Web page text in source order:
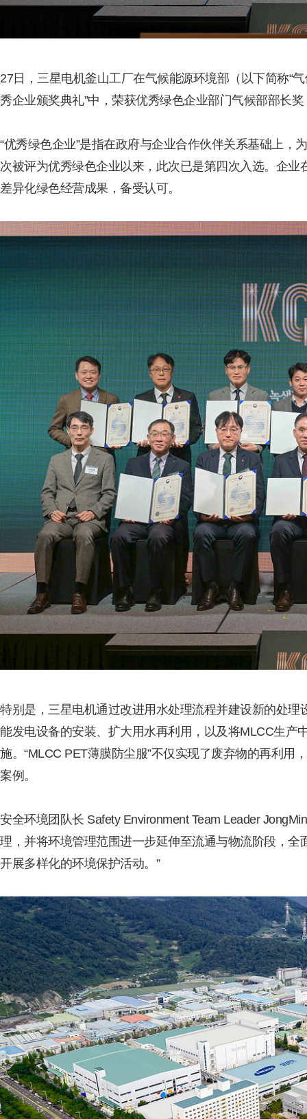
27日，三星电机釜山工厂在气候能源环境部（以下简称“
秀企业颁奖典礼”中，荣获优秀绿色企业部门气候部部长
“优秀绿色企业”是指在政府与企业合作伙伴关系基础上
次被评为优秀绿色企业以来，此次已是第四次入选。企业
差异化绿色经营成果，备受认可。
特别是，三星电机通过改进用水处理流程并建设新的处
能发电设备的安装、扩大用水再利用，以及将MLCC生产
施。“MLCC PET薄膜防尘服”不仅实现了废弃物的再利
案例。
安全环境团队长 Safety Environment Team Leader
理，并将环境管理范围进一步延伸至流通与物流阶段，
开展多样化的环境保护活动。”